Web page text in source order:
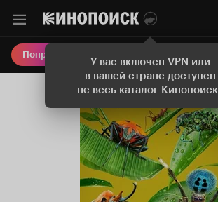
У вас включен VPN или
в вашей стране доступен
не весь каталог
Попробовать Плюс Онлайн-